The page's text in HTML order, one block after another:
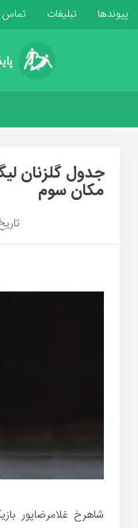
پیوندها تبلیغات تماس
جدول گلزنان
مکان سوم
تاریخ
شاهرخ غلامرضاپور